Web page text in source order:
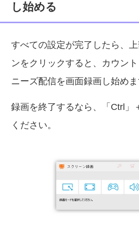
し始める
すべての設定が完了したら、
ンをクリックすると、カウン
ニーズ配信を画面録画し始めま
録画を終了するなら、「Ctrl」
ください。